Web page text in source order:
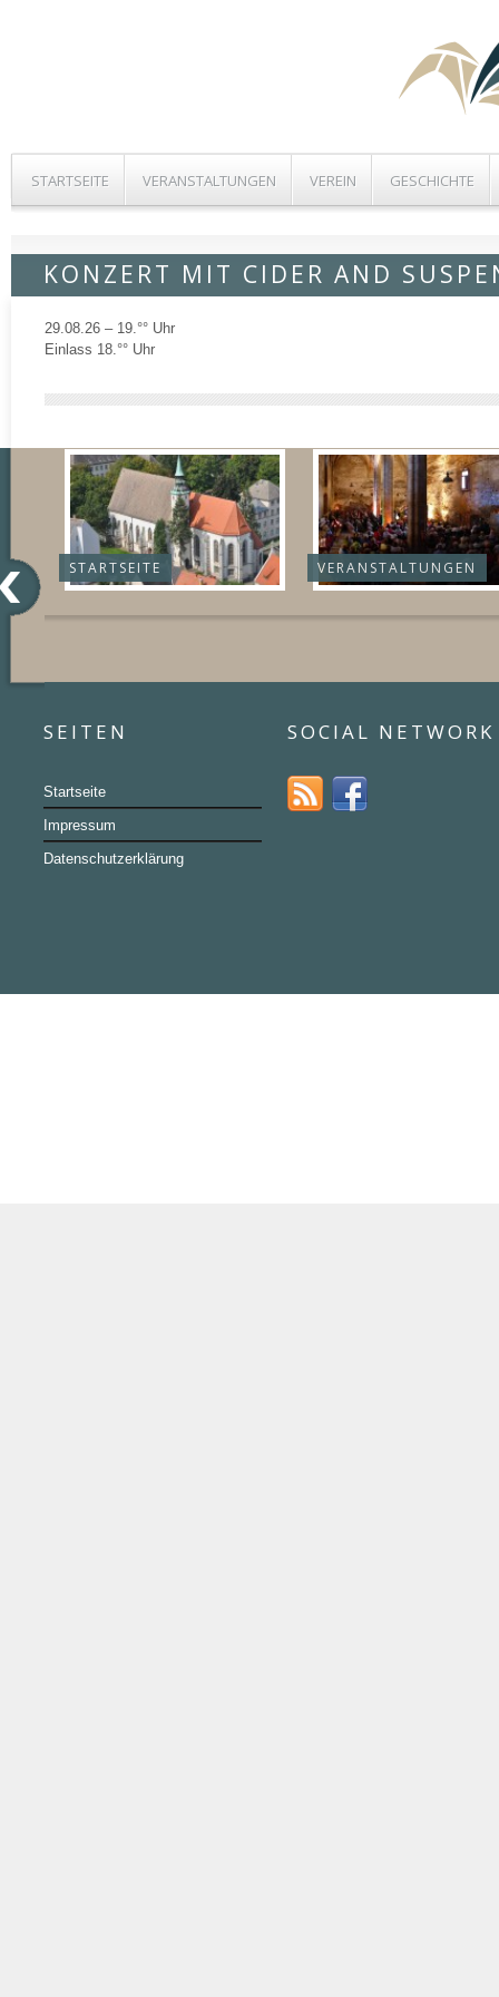
STARTSEITE VERANSTALTUNGEN VEREIN GESCHICHTE
KONZERT MIT CIDER AND
29.08.26 – 19.°° Uhr
Einlass 18.°° Uhr
STARTSEITE VERANSTALTUNGEN
SEITEN
Startseite
Impressum
Datenschutzerklärung
SOCIAL NETWORK